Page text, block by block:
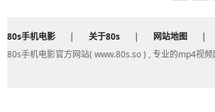
80s手机电影 | 关于80s | 网站地图 |
80s手机电影官方网站( www.80s.so ) , 专业的mp4视